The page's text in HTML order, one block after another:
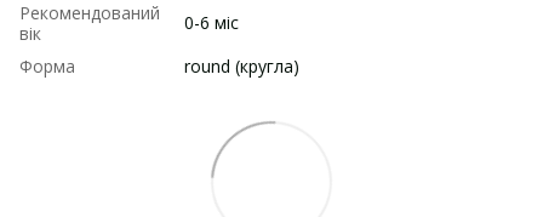
Рекомендований
вік
0-6 міс
Форма
round (кругла)